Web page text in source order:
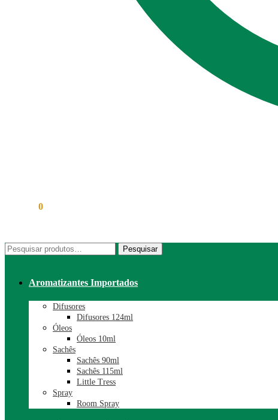
0
Pesquisar
por:
Pesquisar
Aromatizantes Importados
Difusores
Difusores 124ml
Óleos
Óleos 10ml
Sachês
Sachês 90ml
Sachês 115ml
Little Tress
Spray
Room Spray